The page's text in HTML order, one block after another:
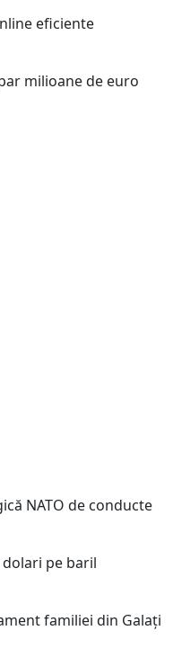
eficiente
milioane de euro
NATO de conducte
pe baril
familiei din Galați